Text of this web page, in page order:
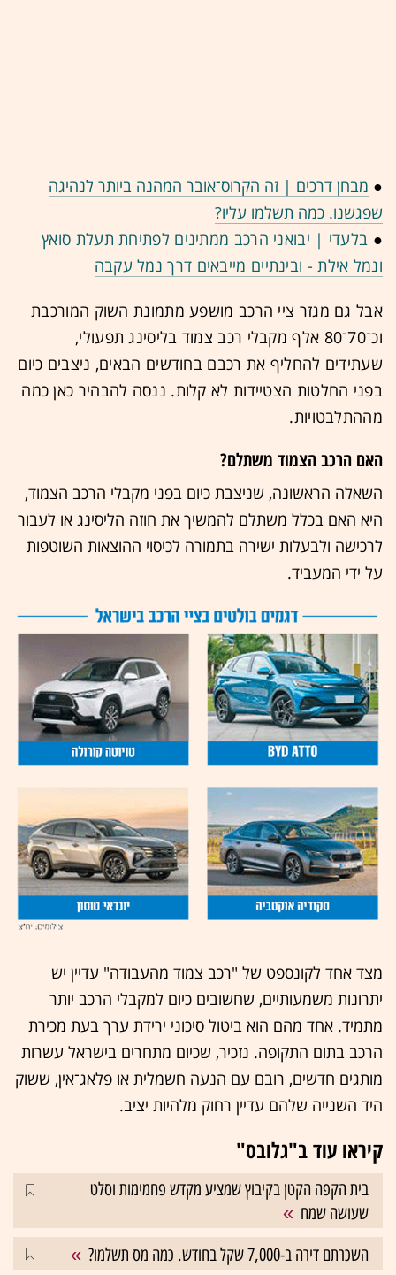
● מבחן דרכים | זה הקרוס־אובר המהנה ביותר לנהיגה
שפגשנו. כמה תשלמו עליו?
● בלעדי | יבואני הרכב ממתינים לפתיחת תעלת סואץ
ונמל אילת - ובינתיים מייבאים דרך נמל עקבה
אבל גם מגזר ציי הרכב מושפע מתמונת השוק המורכבת
וכ־70־80 אלף מקבלי רכב צמוד בליסינג תפעולי,
שעתידים להחליף את רכבם בחודשים הבאים, ניצבים כיום
בפני החלטות הצטיידות לא קלות. ננסה להבהיר כאן כמה
מההתלבטויות.
האם הרכב הצמוד משתלם?
השאלה הראשונה, שניצבת כיום בפני מקבלי הרכב הצמוד,
היא האם בכלל משתלם להמשיך את חוזה הליסינג או לעבור
לרכישה ולבעלות ישירה בתמורה לכיסוי ההוצאות השוטפות
על ידי המעביד.
מצד אחד לקונספט של "רכב צמוד מהעבודה" עדיין יש
יתרונות משמעותיים, שחשובים כיום למקבלי הרכב יותר
מתמיד. אחד מהם הוא ביטול סיכוני ירידת ערך בעת מכירת
הרכב בתום התקופה. נזכיר, שכיום מתחרים בישראל עשרות
מותגים חדשים, רובם עם הנעה חשמלית או פלאג־אין, ששוק
היד השנייה שלהם עדיין רחוק מלהיות יציב.
קיראו עוד ב"גלובס"
בית הקפה הקטן בקיבוץ שמציע מקדש פחמימות וסלט
שעושה שמח
השכרתם דירה ב-7,000 שקל בחודש. כמה מס תשלמו?